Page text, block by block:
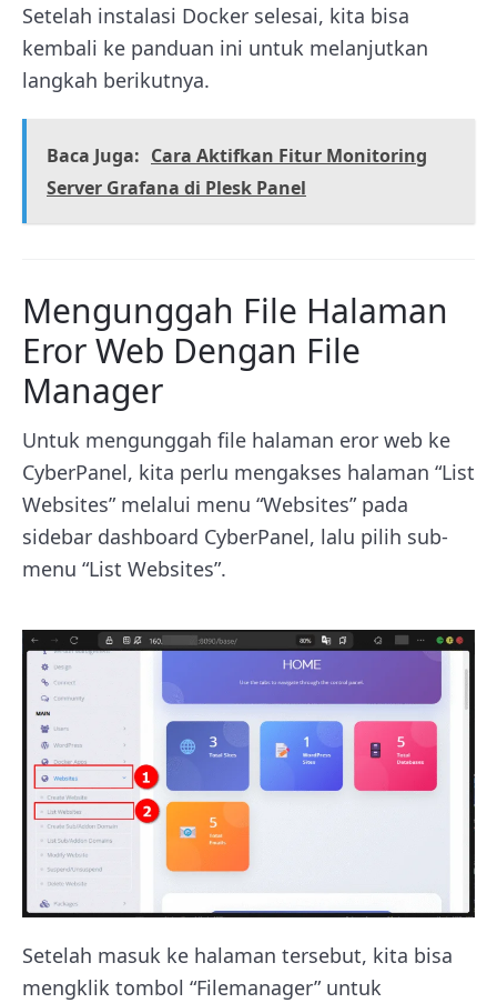
Setelah instalasi Docker selesai, kita bisa
kembali ke panduan ini untuk melanjutkan
langkah berikutnya.
Baca Juga: Cara Aktifkan Fitur Monitoring
Server Grafana di Plesk Panel
Mengunggah File Halaman
Eror Web Dengan File
Manager
Untuk mengunggah file halaman eror web ke
CyberPanel, kita perlu mengakses halaman “List
Websites” melalui menu “Websites” pada
sidebar dashboard CyberPanel, lalu pilih sub-
menu “List Websites”.
Setelah masuk ke halaman tersebut, kita bisa
mengklik tombol “Filemanager” untuk